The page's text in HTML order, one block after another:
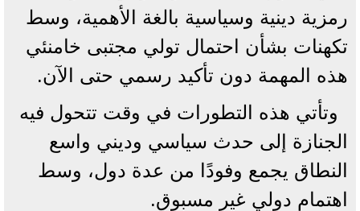
رمزية دينية وسياسية بالغة الأهمية، وسط
تكهنات بشأن احتمال تولي مجتبى خامنئي
هذه المهمة دون تأكيد رسمي حتى الآن.
وتأتي هذه التطورات في وقت تتحول فيه
الجنازة إلى حدث سياسي وديني واسع
النطاق يجمع وفودًا من عدة دول، وسط
اهتمام دولي غير مسبوق.